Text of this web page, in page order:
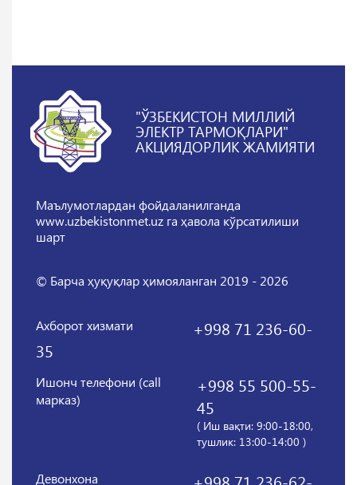
"ЎЗБЕКИСТОН МИЛЛИЙ
ЭЛЕКТР ТАРМОҚЛАРИ"
АКЦИЯДОРЛИК ЖАМИЯТИ
Маълумотлардан фойдаланилганда
www.uzbekistonmet.uz га ҳавола кўрсатилиши
шарт
© Барча ҳуқуқлар ҳимояланган 2019 - 2026
Ахборот хизмати
+998 71 236-60-
35
Ишонч телефони (call
марказ)
+998 55 500-55-
45
( Иш вақти: 9:00-18:00,
тушлик: 13:00-14:00 )
Девонхона